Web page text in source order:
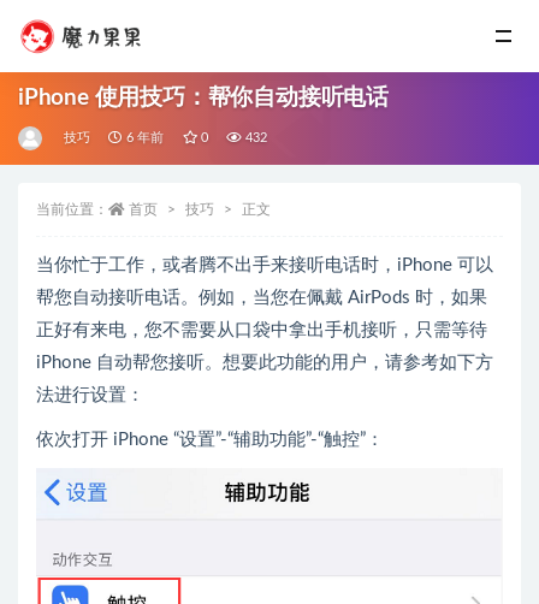
iPhone 使用技巧：帮你自动接听电话
技巧 6 年前 0 432
当前位置： 首页 技巧 正文
当你忙于工作，或者腾不出手来接听电话时，iPhone 可以
帮您自动接听电话。例如，当您在佩戴 AirPods 时，如果
正好有来电，您不需要从口袋中拿出手机接听，只需等待
iPhone 自动帮您接听。想要此功能的用户，请参考如下方
法进行设置：
依次打开 iPhone “设置”-“辅助功能”-“触控”：